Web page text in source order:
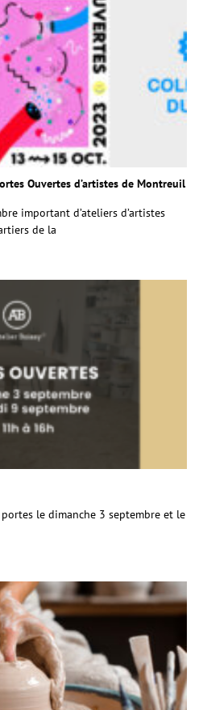
Ouvertes d’artistes de Montreuil
important d’ateliers d’artistes
de la
portes le dimanche 3 septembre et le